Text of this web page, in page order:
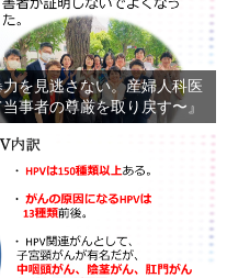
を見逃さない。産婦人科医
事者の尊厳を取り戻す〜』